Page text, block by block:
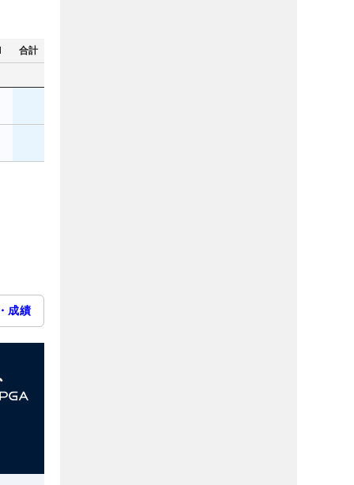
合計
成績